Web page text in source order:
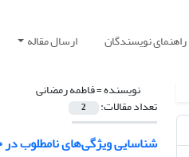
راهنمای نویسندگان ارسال مقاله
نویسنده =فاطمه رمضانی
تعداد مقالات: 2
شناسایی ویژگی‌های نامطلوب